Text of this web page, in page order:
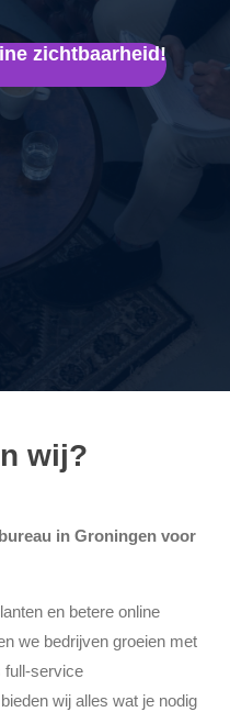
zichtbaarheid!
wij?
in Groningen voor
en betere online
we bedrijven groeien met
full-service
bieden wij alles wat je nodig